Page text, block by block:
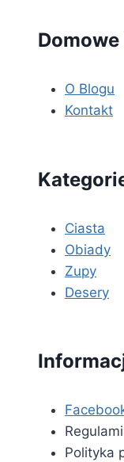
O Blogu
Kontakt
Ciasta
Obiady
Zupy
Desery
Polityka